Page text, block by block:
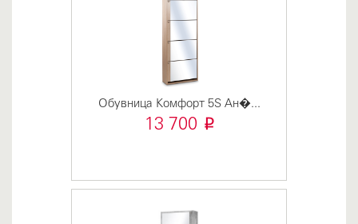
Обувница Комфорт 5S Ан�...
13 700 i